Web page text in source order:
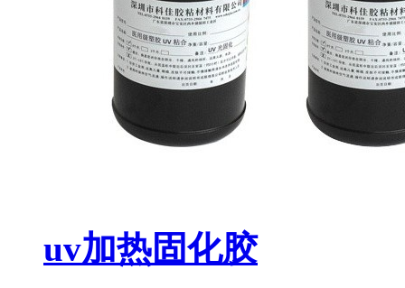
uv加热固化胶